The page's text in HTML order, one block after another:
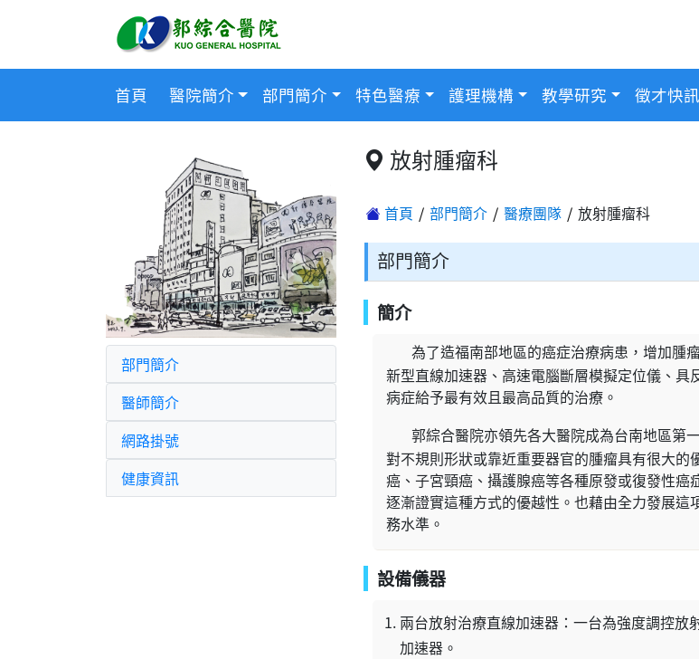
首頁 醫院簡介 部門簡介 特色醫療 護理機構 教學研究 徵才快訊
部門簡介
醫師簡介
網路掛號
健康資訊
放射腫瘤科
首頁 部門簡介 醫療團隊 放射腫瘤科
部門簡介
簡介
為了造福南部地區的癌症治療病患，增加腫
新型直線加速器、高速電腦斷層模擬定位儀、
病症給予最有效且最高品質的治療。
郭綜合醫院亦領先各大醫院成為台南地區第
對不規則形狀或靠近重要器官的腫瘤具有很大
癌、子宮頸癌、攝護腺癌等各種原發或復發性
逐漸證實這種方式的優越性。也藉由全力發展
務水準。
設備儀器
兩台放射治療直線加速器：一台為強度調控
加速器。